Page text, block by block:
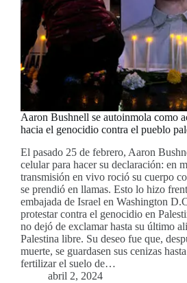
Aaron Bushnell se autoinmola como
hacia el genocidio contra el pueblo
El pasado 25 de febrero, Aaron
celular para hacer su declaración: en
transmisión en vivo roció su cuerpo
se prendió en llamas. Esto lo hizo
embajada de Israel en Washington
protestar contra el genocidio en
no dejó de exclamar hasta su último
Palestina libre. Su deseo fue que,
muerte, se guardasen sus cenizas
fertilizar el suelo de…
abril 2, 2024